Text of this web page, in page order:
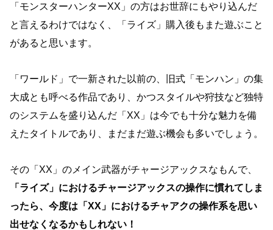
「モンスターハンターXX」の方はお世辞にもやり込んだ
と言えるわけではなく、「ライズ」購入後もまた遊ぶこと
があると思います。
「ワールド」で一新された以前の、旧式「モンハン」の集
大成とも呼べる作品であり、かつスタイルや狩技など独特
のシステムを盛り込んだ「XX」は今でも十分な魅力を備
えたタイトルであり、まだまだ遊ぶ機会も多いでしょう。
その「XX」のメイン武器がチャージアックスなもんで、
「ライズ」におけるチャージアックスの操作に慣れてしま
ったら、今度は「XX」におけるチャアクの操作系を思い
出せなくなるかもしれない！